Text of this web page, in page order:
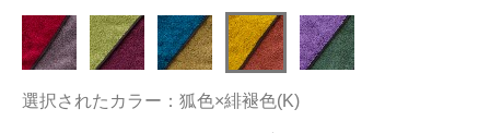
大量購入・法人向けの購入の方は
お問い合わせ
選択されたカラー：狐色×緋褪色(K)